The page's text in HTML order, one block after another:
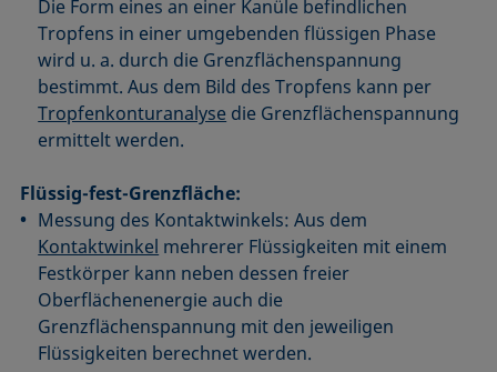
Die Form eines an einer Kanüle befindlichen
Tropfens in einer umgebenden flüssigen Phase
wird u. a. durch die Grenzflächenspannung
bestimmt. Aus dem Bild des Tropfens kann per
Tropfenkonturanalyse die Grenzflächenspannung
ermittelt werden.
Flüssig-fest-Grenzfläche:
Messung des Kontaktwinkels: Aus dem
Kontaktwinkel mehrerer Flüssigkeiten mit einem
Festkörper kann neben dessen freier
Oberflächenenergie auch die
Grenzflächenspannung mit den jeweiligen
Flüssigkeiten berechnet werden.